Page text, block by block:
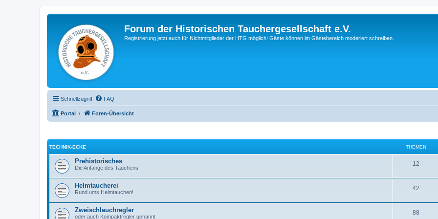
Forum der Historischen Tauchergesellschaft e.V.
Registrierung jetzt auch für Nichtmitglieder der HTG möglich! Gäste können im Gästebereich moderiert schreiben.
Schnellzugriff FAQ
Portal Foren-Übersicht
TECHNIK-ECKE THEMEN
Prehistorisches
Die Anfänge des Tauchens
12
Helmtaucherei
Rund ums Helmtauchen!
42
Zweischlauchregler
oder auch Kompaktregler genannt
88